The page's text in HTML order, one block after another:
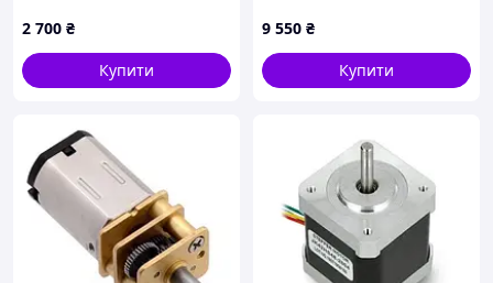
мм
2 700 ₴
Купити
9 550 ₴
Купити